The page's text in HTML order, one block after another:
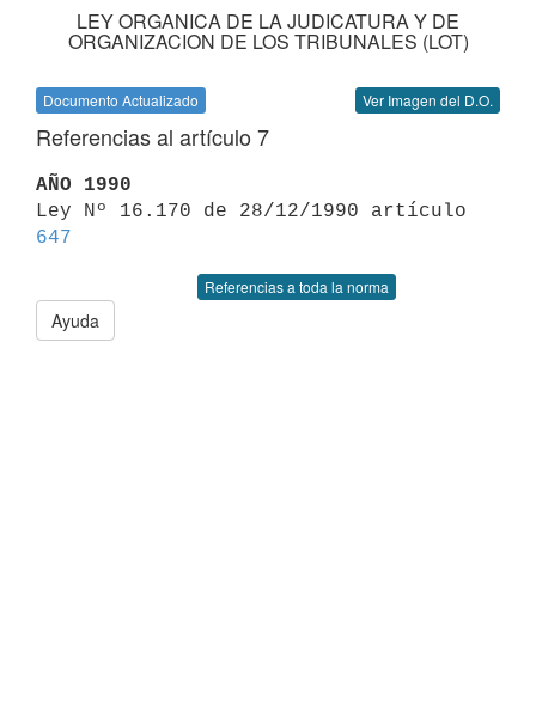
LEY ORGANICA DE LA JUDICATURA Y DE
ORGANIZACION DE LOS TRIBUNALES (LOT)
Documento Actualizado Ver Imagen del D.O.
Referencias al artículo 7
AÑO 1990
647
Referencias a toda la norma
Ayuda